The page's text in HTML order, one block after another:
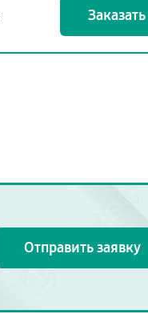
Заказать
Отправить заявку